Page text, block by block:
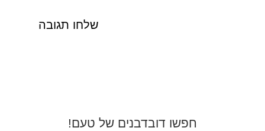
חפשו דובדבנים של טעם!